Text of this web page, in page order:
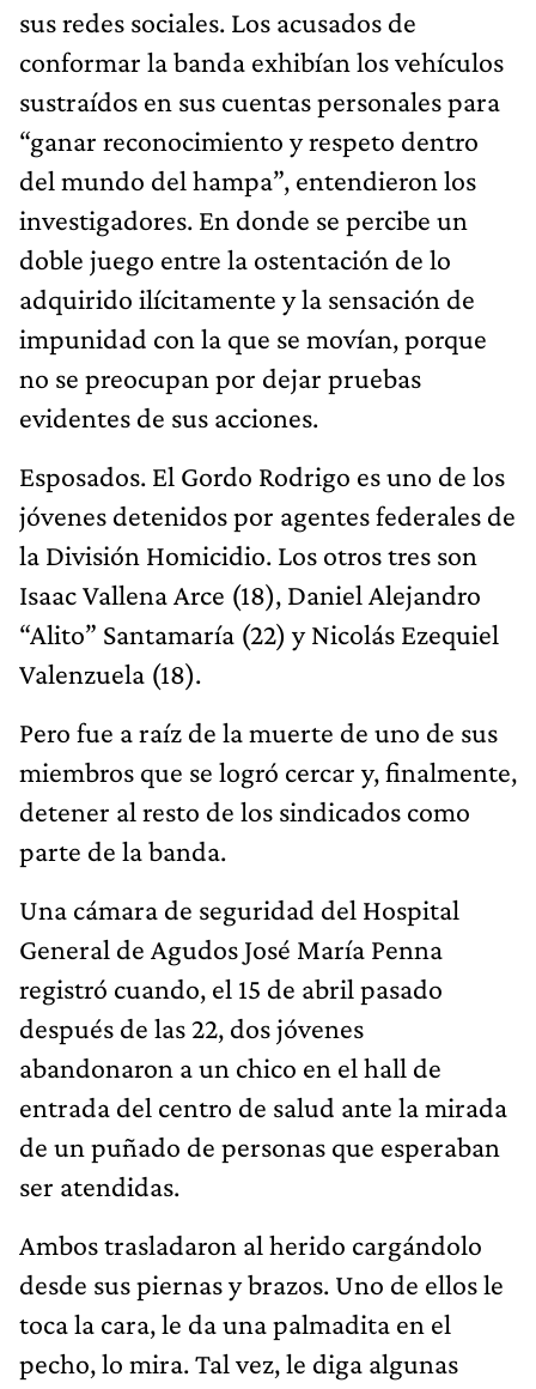
sus redes sociales. Los acusados de
conformar la banda exhibían los vehículos
sustraídos en sus cuentas personales para
“ganar reconocimiento y respeto dentro
del mundo del hampa”, entendieron los
investigadores. En donde se percibe un
doble juego entre la ostentación de lo
adquirido ilícitamente y la sensación de
impunidad con la que se movían, porque
no se preocupan por dejar pruebas
evidentes de sus acciones.
Esposados. El Gordo Rodrigo es uno de los
jóvenes detenidos por agentes federales de
la División Homicidio. Los otros tres son
Isaac Vallena Arce (18), Daniel Alejandro
“Alito” Santamaría (22) y Nicolás Ezequiel
Valenzuela (18).
Pero fue a raíz de la muerte de uno de sus
miembros que se logró cercar y, finalmente,
detener al resto de los sindicados como
parte de la banda.
Una cámara de seguridad del Hospital
General de Agudos José María Penna
registró cuando, el 15 de abril pasado
después de las 22, dos jóvenes
abandonaron a un chico en el hall de
entrada del centro de salud ante la mirada
de un puñado de personas que esperaban
ser atendidas.
Ambos trasladaron al herido cargándolo
desde sus piernas y brazos. Uno de ellos le
toca la cara, le da una palmadita en el
pecho, lo mira. Tal vez, le diga algunas